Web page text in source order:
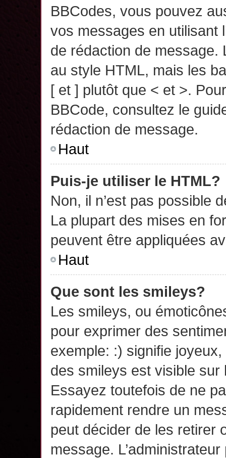
BBCodes, vous pouvez
vos messages en utilisant
de rédaction de message.
au style HTML, mais les
[ et ] plutôt que < et >.
BBCode, consultez le
rédaction de message.
Haut
Puis-je utiliser le HTML?
Non, il n’est pas possible
La plupart des mises en
peuvent être appliquées
Haut
Que sont les smileys?
Les smileys, ou
pour exprimer des
exemple: :) signifie
des smileys est visible
Essayez toutefois de ne
rapidement rendre un
peut décider de les retirer
message.